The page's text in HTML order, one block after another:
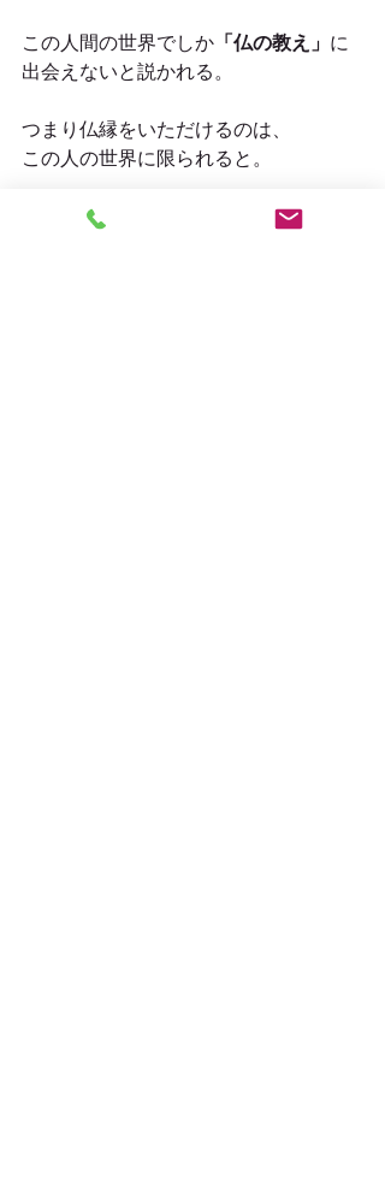
この人間の世界でしか 「仏の教え」 に
出会えないと説かれる。
つまり仏縁をいただけるのは、
この人の世界に限られると。
だからこそ甘んじることなく、６つの